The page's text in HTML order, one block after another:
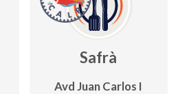
Safrà
Avd Juan Carlos I